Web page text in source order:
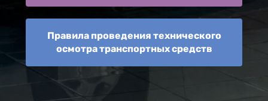
Правила проведения технического
осмотра транспортных средств